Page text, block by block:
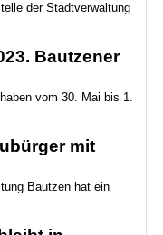
der Stadtverwaltung
Bautzener
vom 30. Mai bis 1.
mit
Bautzen hat ein